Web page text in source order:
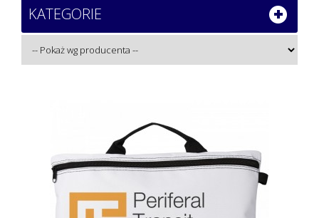
KATEGORIE